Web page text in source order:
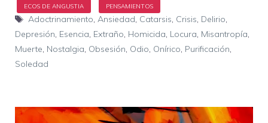
Etiquetas
Adoctrinamiento, Ansiedad, Catarsis, Crisis, Delirio,
Depresión, Esencia, Extraño, Homicida, Locura, Misantropía,
Muerte, Nostalgia, Obsesión, Odio, Onírico, Purificación,
Soledad